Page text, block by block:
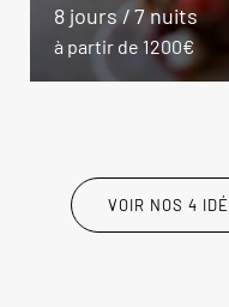
8 jours / 7 nuits
à partir de 1200€
VOIR NOS 4